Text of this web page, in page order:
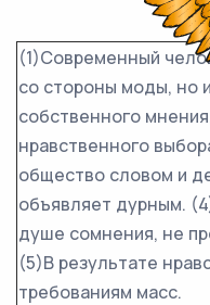
(1)Современный
со стороны моды, но
собственного
нравственного
общество словом и
объявляет дурным.
душе сомнения, не
(5)В результате
требованиям масс.